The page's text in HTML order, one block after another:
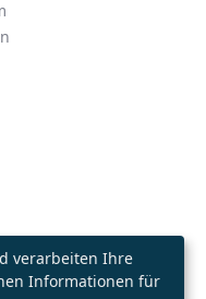
verarbeiten Ihre
Informationen für